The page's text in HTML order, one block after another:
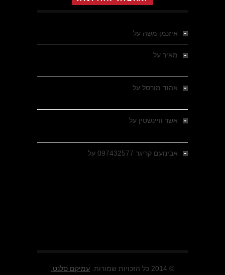
איזנמן משה על
מאיר על
אהוד מורסל על
אשר וויינשטין על
אבינועם קריגר 097432577 על
© 2014 כל הזכויות שמורות. עמיקם סלנט.